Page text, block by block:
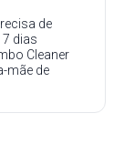
de
dias
Cleaner
mãe de